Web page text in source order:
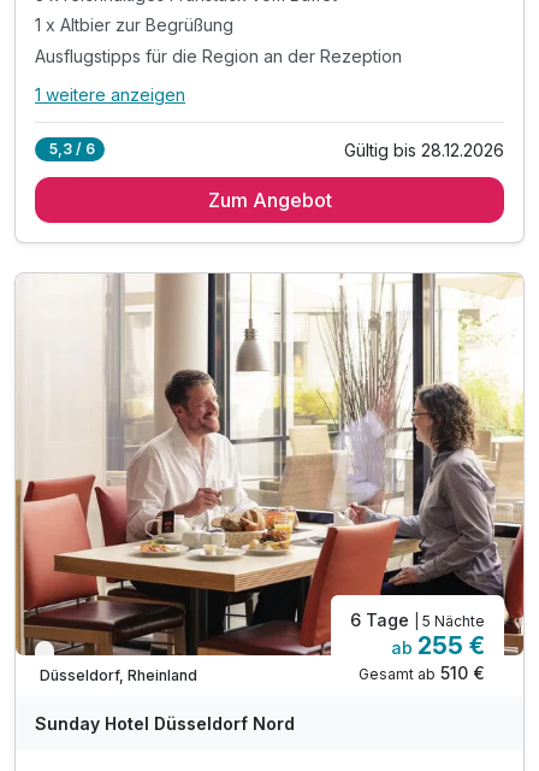
1 x Altbier zur Begrüßung
Ausflugstipps für die Region an der Rezeption
Alle Inklusivleistungen
3 x reichhaltiges Frühstück vom Buffet
WLAN im Hotel
1 weitere anzeigen
5,3 / 6 Gültig bis 28.12.2026
Zum Angebot
Verfügbar bis Dezember
Düsseldorf, Rheinland
6 Tage | 5 Nächte
ab 255 €
Gesamt ab 510 €
Sunday Hotel Düsseldorf Nord